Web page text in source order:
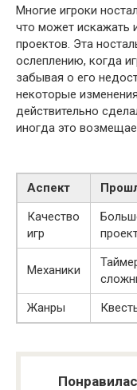
Многие игроки
что может искажать
проектов. Эта
ослеплению, когда
забывая о его
некоторые
действительно
иногда это
Аспект
Качество
игр
Механики
Жанры